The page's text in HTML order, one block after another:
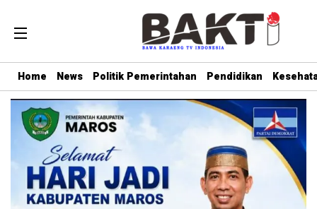
Home News Politik Pemerintahan Pendidikan